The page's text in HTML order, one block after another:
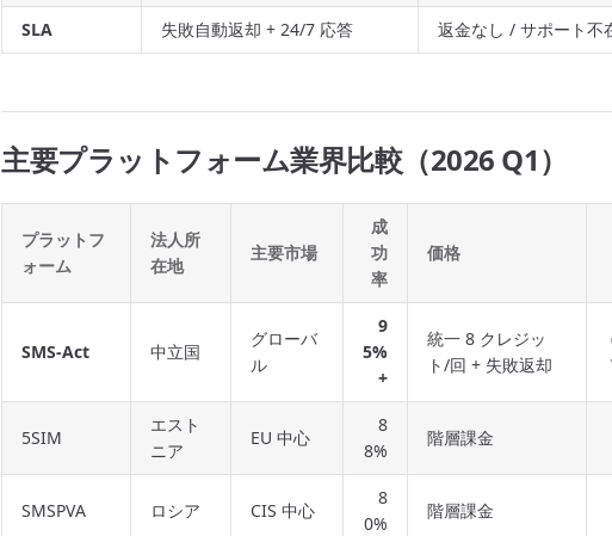
SLA 失敗自動返却 + 24/7 応答 返金なし / サポート不
主要プラットフォーム業界比較（2026 Q1）
プラットフ
ォーム
法人所
在地
主要市場
成
功
率
価格
SMS-Act 中立国
グローバ
ル
9
5%
+
統一 8 クレジッ
ト/回 + 失敗返却
5SIM
エスト
ニア
EU 中心
8
8%
階層課金
SMSPVA ロシア CIS 中心
8
0%
階層課金